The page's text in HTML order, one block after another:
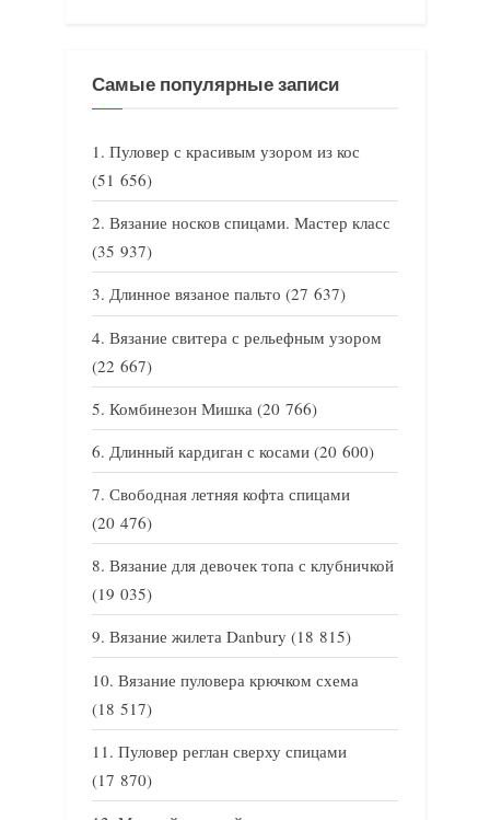
Самые популярные записи
Пуловер с красивым узором из кос
(51 656)
Вязание носков спицами. Мастер класс
(35 937)
Длинное вязаное пальто (27 637)
Вязание свитера с рельефным узором
(22 667)
Комбинезон Мишка (20 766)
Длинный кардиган с косами (20 600)
Свободная летняя кофта спицами
(20 476)
Вязание для девочек топа с клубничкой
(19 035)
Вязание жилета Danbury (18 815)
Вязание пуловера крючком схема
(18 517)
Пуловер реглан сверху спицами
(17 870)